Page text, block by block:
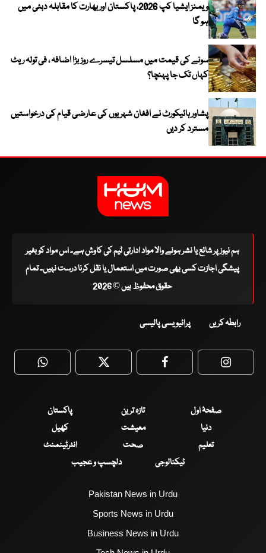
ویمنز ایشیا کپ 2026، پاکستان اور بھارت کا مقابلہ دبئی میں
ہو گا
سونے کی قیمت میں مسلسل تیسرے روز بڑا اضافہ ، فی تولہ ریٹ
کہاں تک جا پہنچا؟
پشاور ہائیکورٹ نے افغان شہریوں کی عارضی قیام کی درخواستیں
مسترد کر دیں
ہم نیوز پر شائع یا نشر ہونے والا مواد ادارتی ٹیم کی کاوش ہے۔ اس مواد کو بغیر
پیشگی اجازت کسی بھی صورت میں استعمال یا نقل کرنا درست نہیں۔ تمام
حقوق محفوظ ہیں © 2026
رابطہ کریں پرائیویسی پالیسی
WhatsApp Twitter Facebook
صفحۂ اول تازہ ترین
پاکستان
دنیا
معیشت
کھیل
تعلیم
صحت
انٹرٹینمنٹ
ٹیکنالوجی
دلچسپ و عجیب
Pakistan News in Urdu
Sports News in Urdu
Business News in Urdu